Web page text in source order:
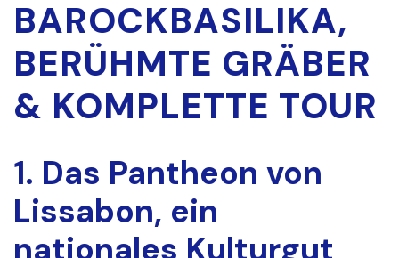
BAROCKBASILIKA,
BERÜHMTE GRÄBER
& KOMPLETTE TOUR
1. Das Pantheon von
Lissabon, ein
nationales Kulturgut